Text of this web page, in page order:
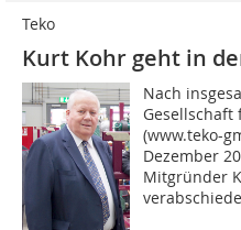
Teko
Kurt Kohr geht in
Nach
Gesellschaft
(www.teko-
Dezember
Mitgründer